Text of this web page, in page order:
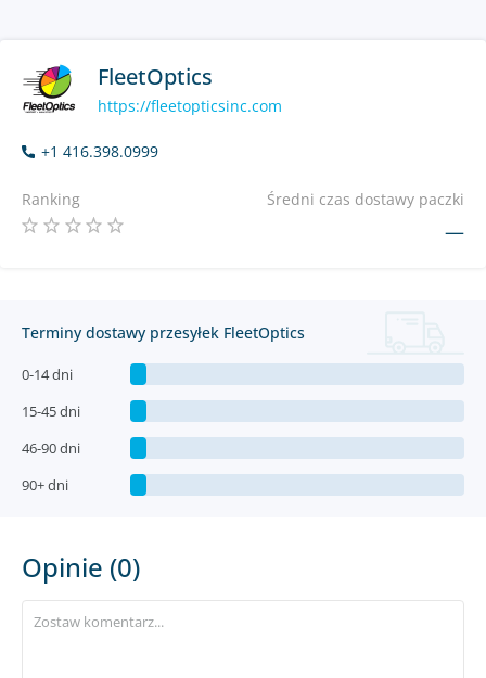
FleetOptics
https://fleetopticsinc.com
+1 416.398.0999
Ranking Średni czas dostawy paczki
—
Terminy dostawy przesyłek FleetOptics
0-14 dni
15-45 dni
46-90 dni
90+ dni
Opinie (0)